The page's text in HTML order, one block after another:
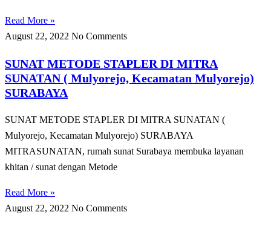
Read More »
August 22, 2022 No Comments
SUNAT METODE STAPLER DI MITRA
SUNATAN ( Mulyorejo, Kecamatan Mulyorejo)
SURABAYA
SUNAT METODE STAPLER DI MITRA SUNATAN (
Mulyorejo, Kecamatan Mulyorejo) SURABAYA
MITRASUNATAN, rumah sunat Surabaya membuka layanan
khitan / sunat dengan Metode
Read More »
August 22, 2022 No Comments